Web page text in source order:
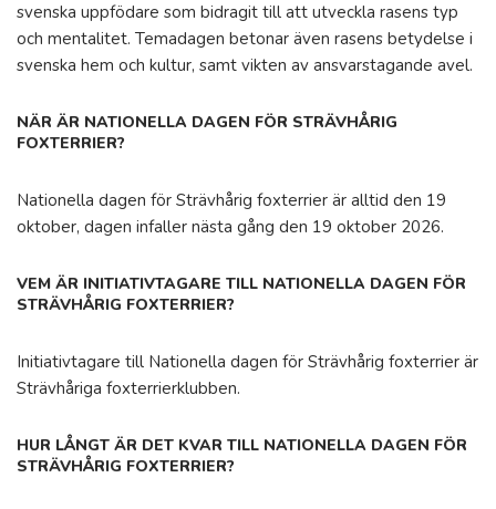
svenska uppfödare som bidragit till att utveckla rasens typ
och mentalitet. Temadagen betonar även rasens betydelse i
svenska hem och kultur, samt vikten av ansvarstagande avel.
NÄR ÄR NATIONELLA DAGEN FÖR STRÄVHÅRIG
FOXTERRIER?
Nationella dagen för Strävhårig foxterrier är alltid den 19
oktober, dagen infaller nästa gång den 19 oktober 2026.
VEM ÄR INITIATIVTAGARE TILL NATIONELLA DAGEN FÖR
STRÄVHÅRIG FOXTERRIER?
Initiativtagare till Nationella dagen för Strävhårig foxterrier är
Strävhåriga foxterrierklubben.
HUR LÅNGT ÄR DET KVAR TILL NATIONELLA DAGEN FÖR
STRÄVHÅRIG FOXTERRIER?